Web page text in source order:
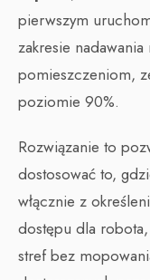
pierwszym
zakresie
pomieszczeniom,
poziomie 90%.
Rozwiązanie to
dostosować to,
włącznie z
dostępu dla
stref bez